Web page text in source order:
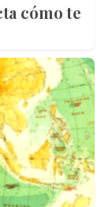
cómo te